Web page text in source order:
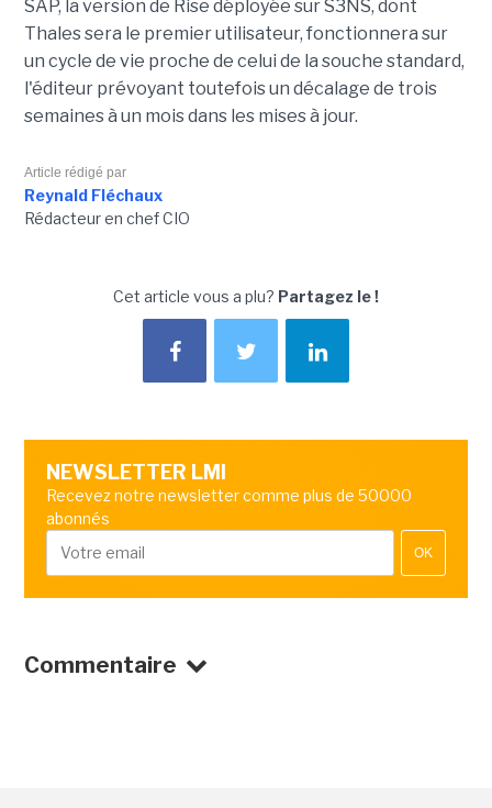
SAP, la version de Rise déployée sur S3NS, dont
Thales sera le premier utilisateur, fonctionnera sur
un cycle de vie proche de celui de la souche standard,
l'éditeur prévoyant toutefois un décalage de trois
semaines à un mois dans les mises à jour.
Article rédigé par
Reynald Fléchaux
Rédacteur en chef CIO
Cet article vous a plu? Partagez le !
NEWSLETTER LMI
Recevez notre newsletter comme plus de 50000
abonnés
OK
Commentaire